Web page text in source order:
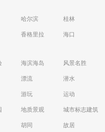
哈尔滨 桂林
香格里拉 海口
海滨海岛 风景名胜
漂流 潜水
游玩 运动
地质景观 城市标志建筑
胡同 故居